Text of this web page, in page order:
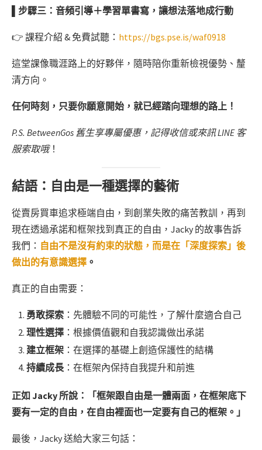
▌步驟三：音頻引導＋學習單書寫，讓想法落地成行動
👉 課程介紹 & 免費試聽： https://bgs.pse.is/waf0918
這堂課像職涯路上的好夥伴，隨時陪你重新檢視優勢、釐
清方向。
任何時刻，只要你願意開始，就已經踏向理想的路上！
P.S. BetweenGos 舊生享專屬優惠，記得收信或來訊 LINE 客
服索取哦！
結語：自由是一種選擇的藝術
從賣房買車追求極端自由，到創業失敗的痛苦教訓，再到
現在透過承諾和框架找到真正的自由，Jacky 的故事告訴
我們： 自由不是沒有約束的狀態，而是在「深度探索」後
做出的有意識選擇 。
真正的自由需要：
勇敢探索 ：先體驗不同的可能性，了解什麼適合自己
理性選擇 ：根據價值觀和自我認識做出承諾
建立框架 ：在選擇的基礎上創造保護性的結構
持續成長 ：在框架內保持自我提升和前進
正如 Jacky 所說：「框架跟自由是一體兩面，在框架底下
要有一定的自由，在自由裡面也一定要有自己的框架。」
最後，Jacky 送給大家三句話：